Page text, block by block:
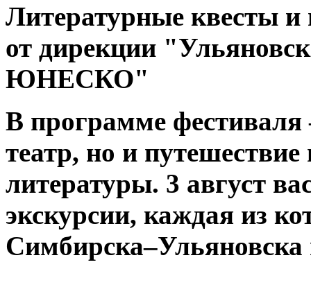
Литературные квесты и
от дирекции
ЮНЕСКО"
В программе
театр, но и
литературы. 3 август
экскурсии, каждая из